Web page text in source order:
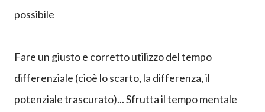
possibile
Fare un giusto e corretto utilizzo del tempo
differenziale (cioè lo scarto, la differenza, il
potenziale trascurato)... Sfrutta il tempo mentale